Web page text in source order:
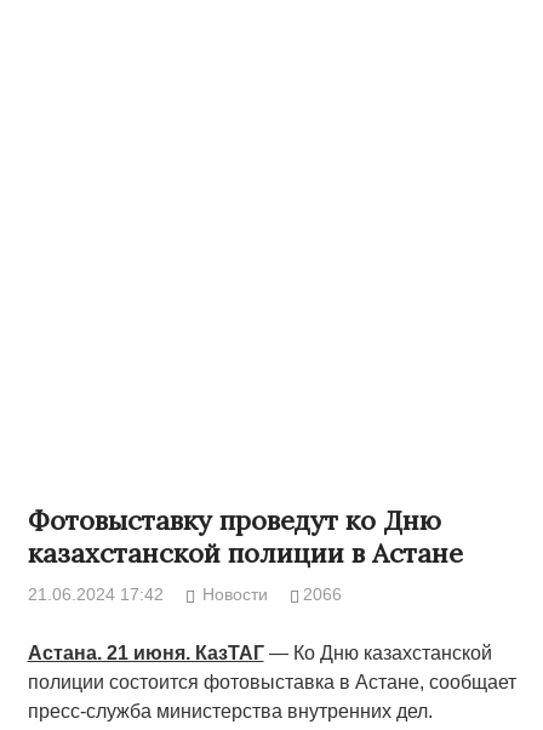
Фотовыставку проведут ко Дню
казахстанской полиции в Астане
21.06.2024 17:42 Новости 2066
Астана. 21 июня. КазТАГ— Ко Дню казахстанской
полиции состоится фотовыставка в Астане, сообщает
пресс-служба министерства внутренних дел.